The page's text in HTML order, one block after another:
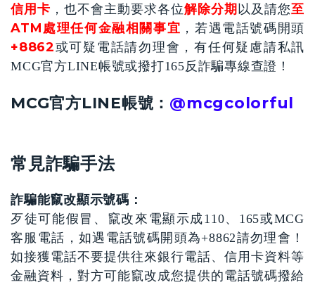
信用卡 ，也不會主動要求各位解除分期 以及請您至
ATM處理任何金融相關事宜 ，若遇電話號碼開頭
+8862或可疑電話請勿理會，有任何疑慮請私訊
MCG官方LINE帳號或撥打165反詐騙專線查證！
MCG官方LINE帳號： @mcgcolorful
常見詐騙手法
詐騙能竄改顯示號碼：
歹徒可能假冒、竄改來電顯示成110、165或MCG
客服電話，如遇電話號碼開頭為+8862請勿理會！
如接獲電話不要提供往來銀行電話、信用卡資料等
金融資料，對方可能竄改成您提供的電話號碼撥給